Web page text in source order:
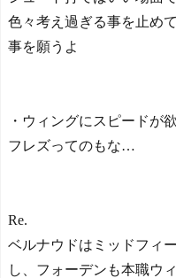
色々考え過ぎる事を止め
事を願うよ
・ウィングにスピードが
フレズってのもな…
Re.
ベルナウドはミッドフィ
し、フォーデンも本職ウ